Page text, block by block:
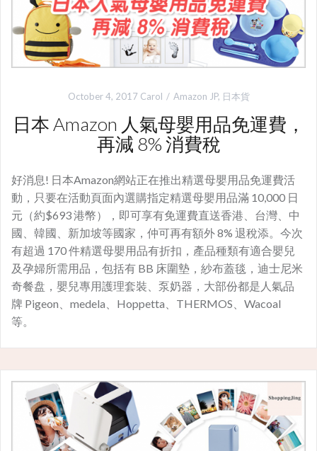
October 4, 2017 Carol Amazon JP, 日本貨
日本 Amazon 人氣母嬰用品免運費，
再減 8% 消費稅
好消息! 日本Amazon網站正在推出精選母嬰用品免運費活
動，只要在活動頁面內選購指定精選母嬰用品滿 10,000 日
元（約$693 港幣），即可享有免運費直送香港、台灣、中
國、韓國、新加坡等國家，仲可再有額外 8% 退稅添。今次
有超過 170 件精選母嬰用品有折扣，產品種類有適合嬰兒
及孕婦所需用品，包括有 BB 床圍墊，紗布蓋毯，迪士尼米
奇餐盘，嬰兒專用護理套裝、泵奶器，大部份都是人氣品
牌 Pigeon、medela、Hoppetta、THERMOS、Wacoal
等。